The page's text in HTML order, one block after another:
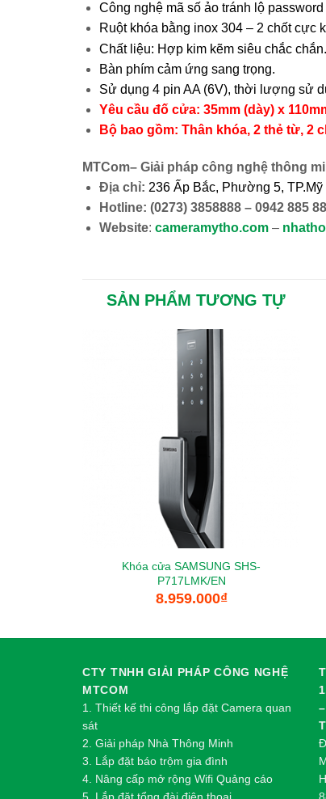
Công nghệ mã số ảo tránh lộ password
Ruột khóa bằng inox 304 – 2 chốt cực
Chất liệu: Hợp kim kẽm siêu chắc chắn.
Bàn phím cảm ứng sang trọng.
Sử dụng 4 pin AA (6V), thời lượng sử
Yêu cầu đố cửa: 35mm (dày) x
Bộ bao gồm: Thân khóa, 2 thẻ từ, 2
MTCom– Giải pháp công nghệ thông
Địa chỉ: 236 Ấp Bắc, Phường 5, TP.Mỹ
Hotline: (0273) 3858888 – 0942 885
Website: cameramytho.com–
SẢN PHẨM TƯƠNG TỰ
Khóa cửa SAMSUNG SHS-
P717LMK/EN
8.959.000₫
CTY TNHH GIẢI PHÁP CÔNG NGHỆ
MTCOM
1. Thiết kế thi công lắp đặt Camera quan
sát
2. Giải pháp Nhà Thông Minh
3. Lắp đặt báo trộm gia đình
4. Nâng cấp mở rộng Wifi Quảng cáo